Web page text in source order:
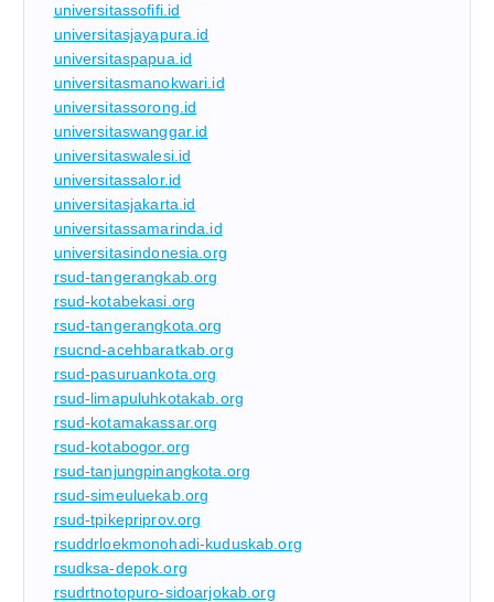
universitassofifi.id
universitasjayapura.id
universitaspapua.id
universitasmanokwari.id
universitassorong.id
universitaswanggar.id
universitaswalesi.id
universitassalor.id
universitasjakarta.id
universitassamarinda.id
universitasindonesia.org
rsud-tangerangkab.org
rsud-kotabekasi.org
rsud-tangerangkota.org
rsucnd-acehbaratkab.org
rsud-pasuruankota.org
rsud-limapuluhkotakab.org
rsud-kotamakassar.org
rsud-kotabogor.org
rsud-tanjungpinangkota.org
rsud-simeuluekab.org
rsud-tpikepriprov.org
rsuddrloekmonohadi-kuduskab.org
rsudksa-depok.org
rsudrtnotopuro-sidoarjokab.org